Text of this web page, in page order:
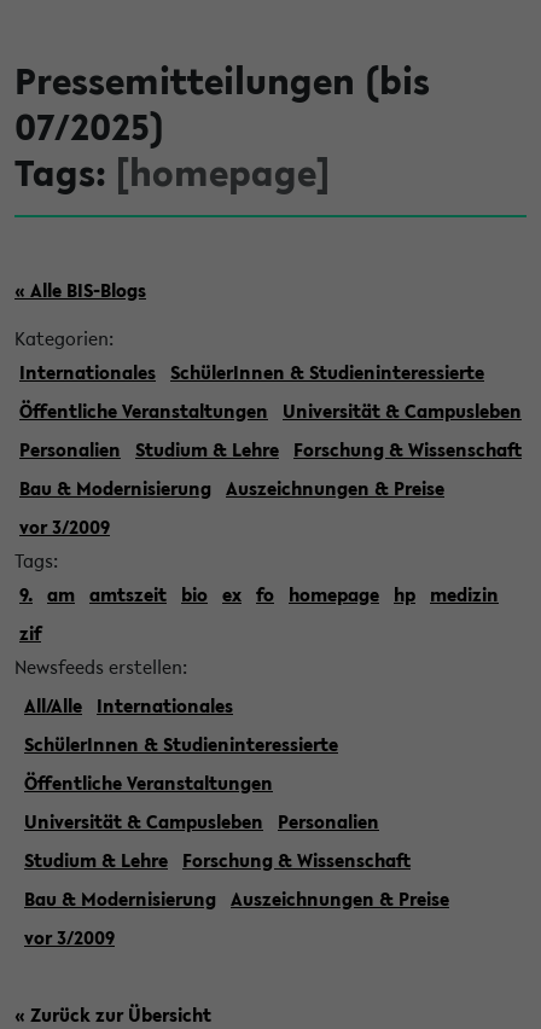
Pressemitteilungen (bis
07/2025)
Tags: [homepage]
« Alle BIS-Blogs
Kategorien:
Internationales SchülerInnen & Studieninteressierte
Öffentliche Veranstaltungen
Universität & Campusleben
Personalien Studium & Lehre Forschung & Wissenschaft
Bau & Modernisierung Auszeichnungen & Preise
vor 3/2009
Tags:
9. am amtszeit bio ex fo homepage hp medizin
zif
Newsfeeds erstellen:
All/Alle Internationales
SchülerInnen & Studieninteressierte
Öffentliche Veranstaltungen
Universität & Campusleben
Personalien
Studium & Lehre Forschung & Wissenschaft
Bau & Modernisierung Auszeichnungen & Preise
vor 3/2009
« Zurück zur Übersicht